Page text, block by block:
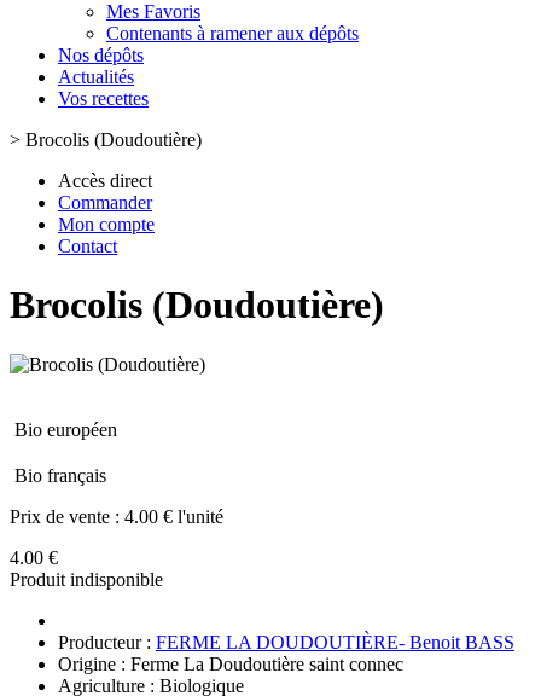
Mes Favoris
Contenants à ramener aux dépôts
Nos dépôts
Actualités
Vos recettes
> Brocolis (Doudoutière)
Accès direct
Commander
Mon compte
Contact
Brocolis (Doudoutière)
Bio européen
Bio français
Prix de vente : 4.00 € l'unité
4.00 €
Produit indisponible
Producteur : FERME LA DOUDOUTIÈRE- Benoit BASS
Origine : Ferme La Doudoutière saint connec
Agriculture : Biologique